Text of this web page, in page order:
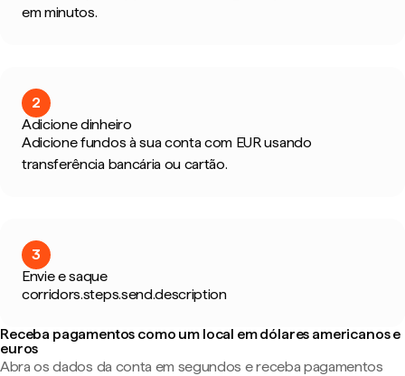
em minutos.
2
Adicione dinheiro
Adicione fundos à sua conta com EUR usando
transferência bancária ou cartão.
3
Envie e saque
corridors.steps.send.description
Receba pagamentos como um local em dólares americanos e
euros
Abra os dados da conta em segundos e receba pagamentos